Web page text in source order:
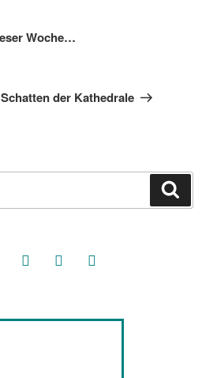
Woche…
der Kathedrale
instagramthreads goodreads